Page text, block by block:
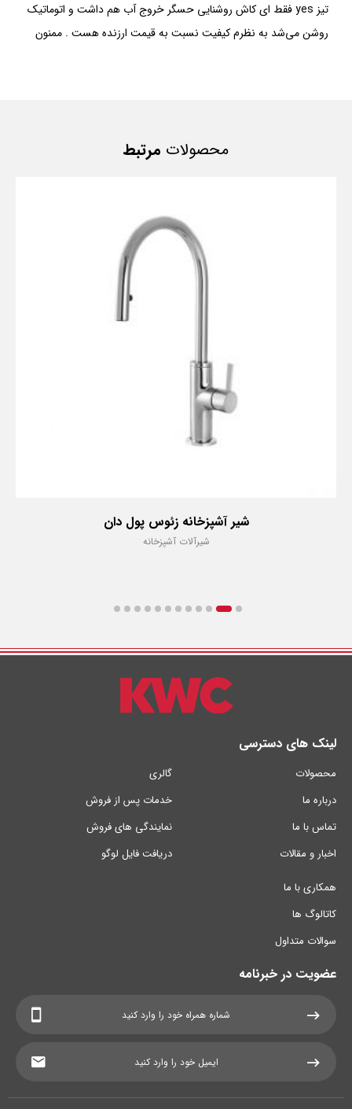
تیز yes فقط ای کاش روشنایی حسگر خروج آب هم داشت و اتوماتیک
روشن می‌شد به نظرم کیفیت نسبت به قیمت ارزنده هست . ممنون
محصولات مرتبط
شیر آشپزخانه زئوس پول دان
شیرآلات آشپزخانه
لینک های دسترسی
محصولات
درباره ما
تماس با ما
اخبار و مقالات
گالری
خدمات پس از فروش
نمایندگی های فروش
دریافت فایل لوگو
همکاری با ما
کاتالوگ ها
سوالات متداول
عضویت در خبرنامه